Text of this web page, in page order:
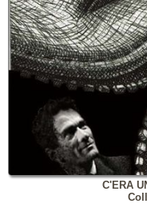
C'ERA